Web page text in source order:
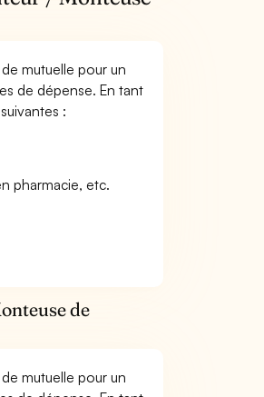
mutuelle pour un
de dépense. En tant
:
pharmacie, etc.
de
mutuelle pour un